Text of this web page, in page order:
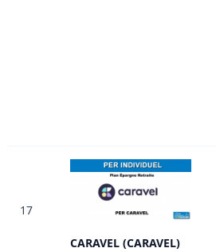
17
CARAVEL (CARAVEL)